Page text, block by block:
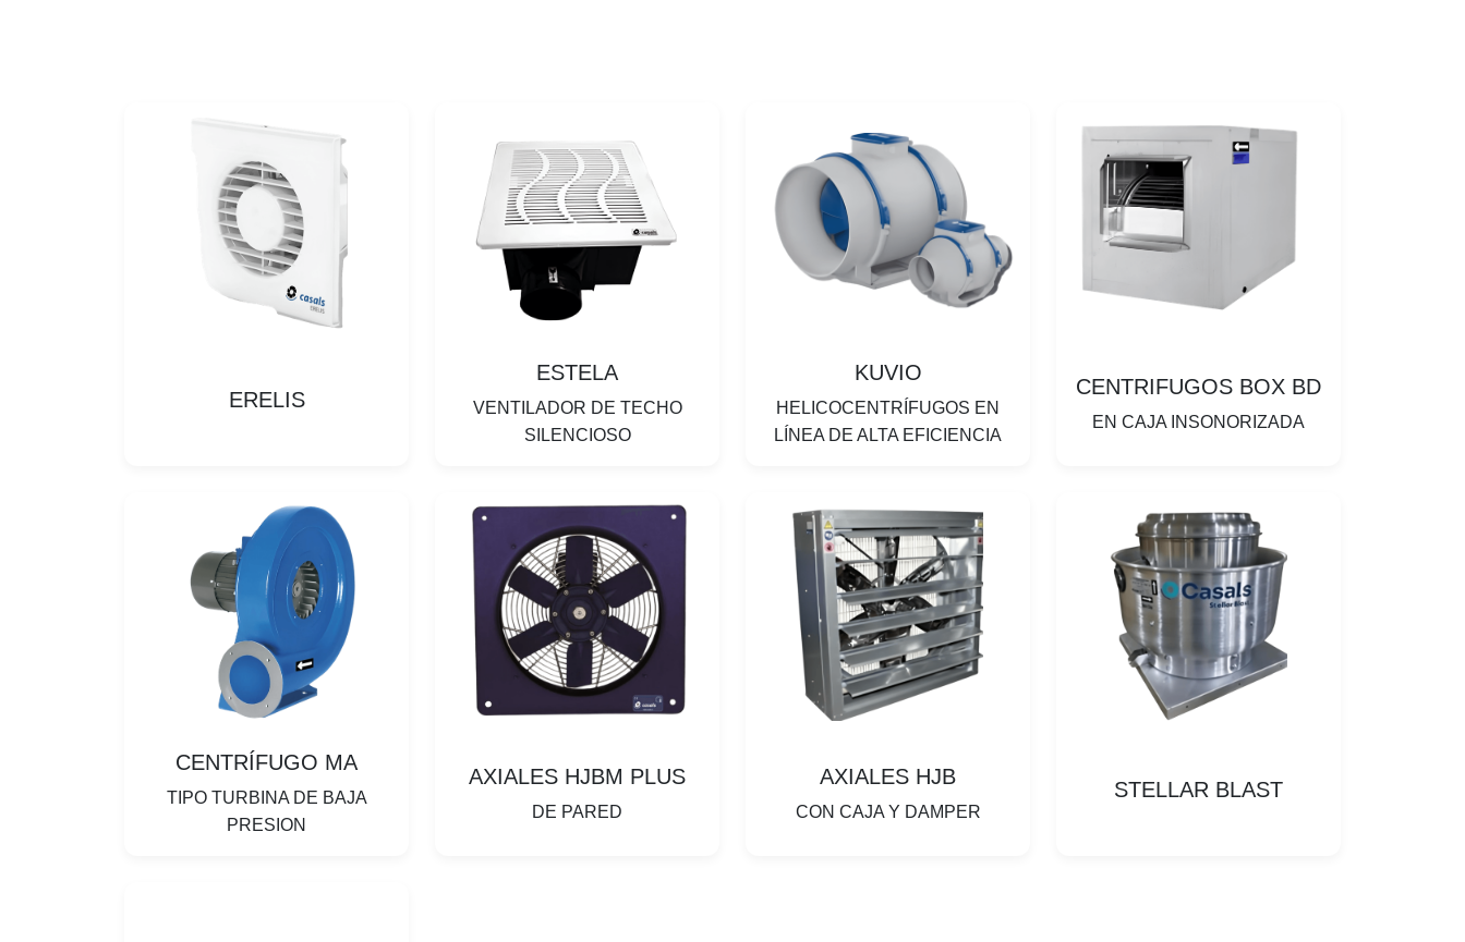
ERELIS
ESTELA
VENTILADOR DE TECHO
SILENCIOSO
KUVIO
HELICOCENTRÍFUGOS EN
LÍNEA DE ALTA EFICIENCIA
CENTRIFUGOS BOX BD
EN CAJA INSONORIZADA
CENTRÍFUGO MA
TIPO TURBINA DE BAJA
PRESION
AXIALES HJBM PLUS
DE PARED
AXIALES HJB
CON CAJA Y DAMPER
STELLAR BLAST